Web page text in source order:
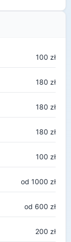
100 zł
180 zł
180 zł
180 zł
100 zł
od 1000 zł
od 600 zł
200 zł